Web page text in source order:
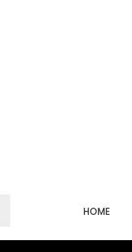
HOME